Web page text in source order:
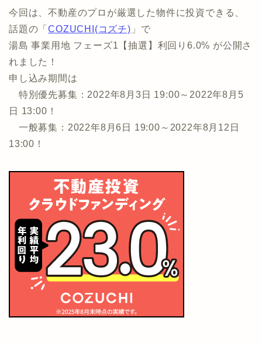
今回は、不動産のプロが厳選した物件に投資できる、
話題の「COZUCHI(コズチ) 」で
湯島 事業用地 フェーズ1【抽選】利回り6.0% が公開さ
れました！
申し込み期間は
特別優先募集：2022年8月3日 19:00～2022年8月5
日 13:00！
一般募集：2022年8月6日 19:00～2022年8月12日
13:00！